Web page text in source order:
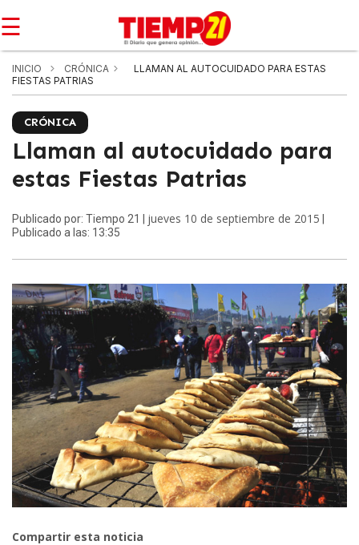
☰
INICIO CRÓNICA
LLAMAN AL AUTOCUIDADO PARA ESTAS
FIESTAS PATRIAS
CRÓNICA
Llaman al autocuidado para
estas Fiestas Patrias
Publicado por: Tiempo 21 | jueves 10 de septiembre de 2015
Publicado a las: 13:35
Compartir esta noticia